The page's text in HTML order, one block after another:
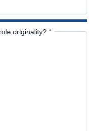
originality? *